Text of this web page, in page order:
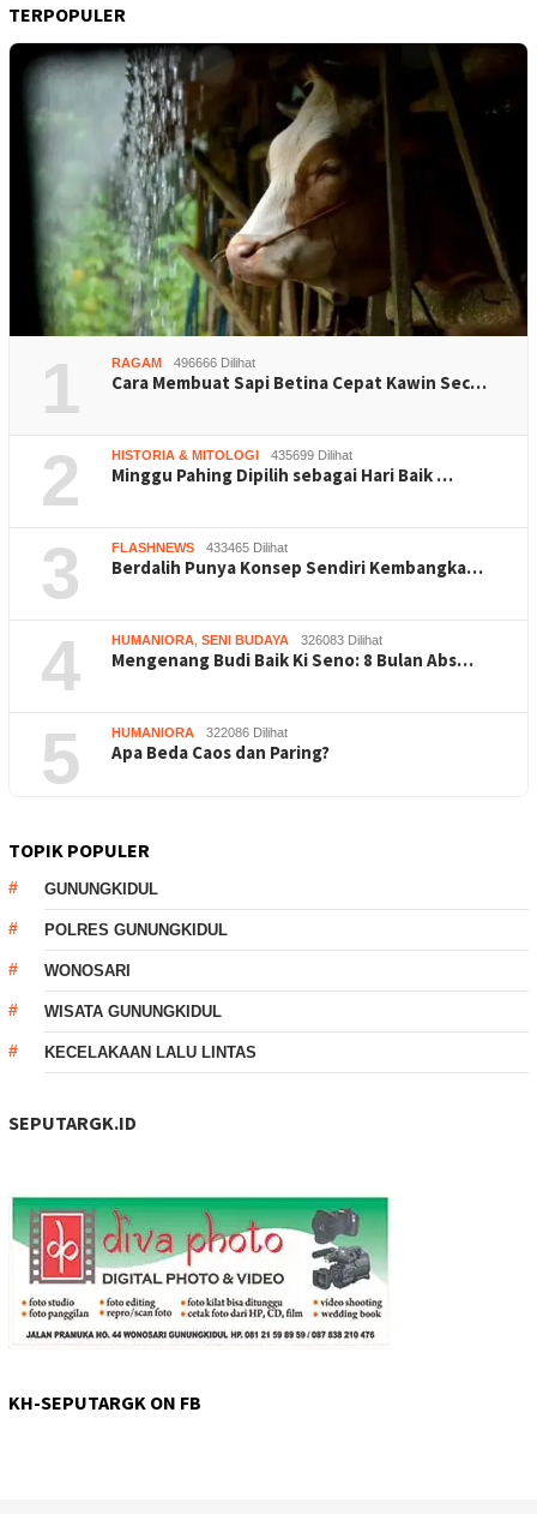
TERPOPULER
1 RAGAM 496666 Dilihat
Cara Membuat Sapi Betina Cepat Kawin Sec…
2 HISTORIA & MITOLOGI 435699 Dilihat
Minggu Pahing Dipilih sebagai Hari Baik …
3 FLASHNEWS 433465 Dilihat
Berdalih Punya Konsep Sendiri Kembangka…
4 HUMANIORA SENI BUDAYA 326083 Dilihat
Mengenang Budi Baik Ki Seno: 8 Bulan Abs…
5 HUMANIORA 322086 Dilihat
Apa Beda Caos dan Paring?
TOPIK POPULER
GUNUNGKIDUL
POLRES GUNUNGKIDUL
WONOSARI
WISATA GUNUNGKIDUL
KECELAKAAN LALU LINTAS
SEPUTARGK.ID
KH-SEPUTARGK ON FB